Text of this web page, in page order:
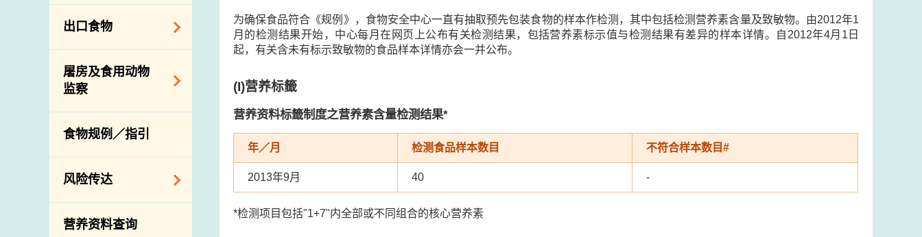
系统
基因改造食物
资料
食物安全之风险评
估
食物事故应变及管
理
食物消费量调查
总膳食研究
有机食物
消费者联系小组
食物进口商和食物
分销商登记制度
络内地有关当局
进口食物管制
口检验
出口食物
出口验证
出口食物往内地
出口商及业界的消
息
屠房及食用动物
监察
规管农业化学物及
兽医药物在食用动
物上的使用
屠房及疾病监测
宰前检验
宰后检验
食物规例／指引
风险传达
主题项目
营养资料查询
为确保食品符合《规例》，食物安全中心一直有抽取预先包装食物的样本作检测，其中包括检测营养素含量及致敏物。由2012年1
月的检测结果开始，中心每月在网页上公布有关检测结果，包括营养素标示值与检测结果有差异的样本详情。自2012年4月1日
起，有关含未有标示致敏物的食品样本详情亦会一并公布。
(I)营养标籤
营养资料标籤制度之营养素含量检测结果*
年／月 检测食品样本数目 不符合样本数目#
2013年9月 40 -
*检测项目包括"1+7"内全部或不同组合的核心营养素